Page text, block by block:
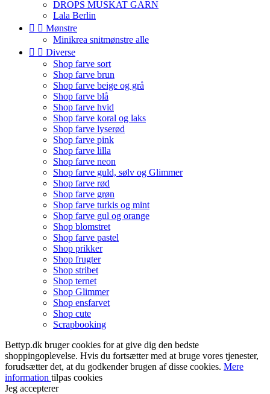
DROPS MUSKAT GARN
Lala Berlin
  Mønstre
Minikrea snitmønstre alle
  Diverse
Shop farve sort
Shop farve brun
Shop farve beige og grå
Shop farve blå
Shop farve hvid
Shop farve koral og laks
Shop farve lyserød
Shop farve pink
Shop farve lilla
Shop farve neon
Shop farve guld, sølv og Glimmer
Shop farve rød
Shop farve grøn
Shop farve turkis og mint
Shop farve gul og orange
Shop blomstret
Shop farve pastel
Shop prikker
Shop frugter
Shop stribet
Shop ternet
Shop Glimmer
Shop ensfarvet
Shop cute
Scrapbooking
Bettyp.dk bruger cookies for at give dig den bedste
shoppingoplevelse. Hvis du fortsætter med at bruge vores tjenester,
forudsætter det, at du godkender brugen af disse cookies. Mere
information tilpas cookies
Jeg accepterer